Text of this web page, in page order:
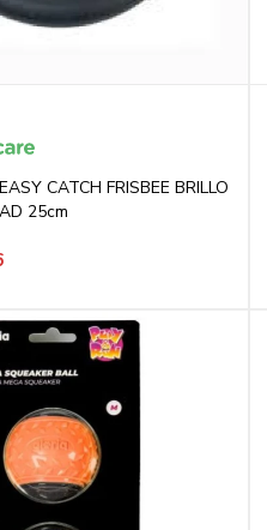
CATCH FRISBEE BRILLO
25cm